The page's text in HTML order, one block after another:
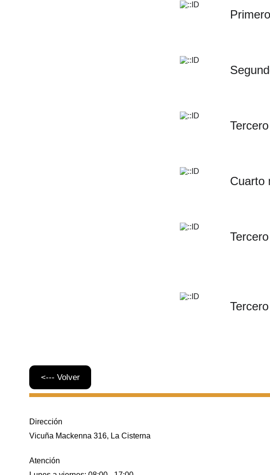
Cuarto
<--- Volver
Dirección
Vicuña Mackenna 316, La Cisterna
Atención